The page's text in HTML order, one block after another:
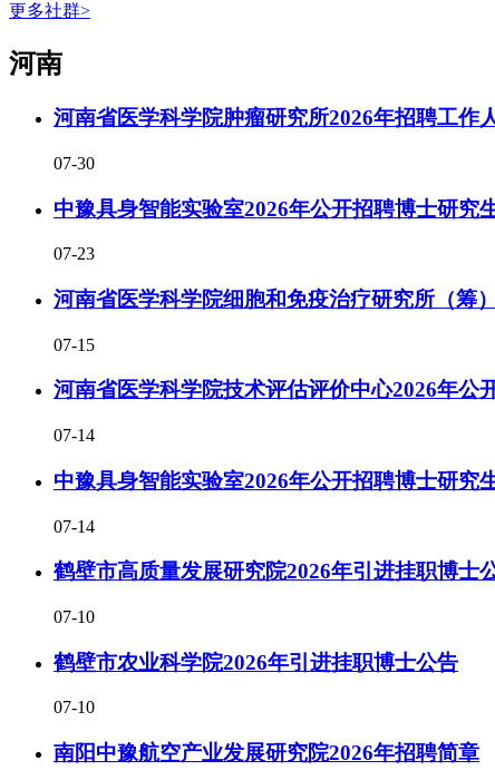
更多社群>
‌‌河南
河南省医学科学院肿瘤研究所2026年招聘工作
07-30
中豫具身智能实验室2026年公开招聘博士研究
07-23
河南省医学科学院细胞和免疫治疗研究所（筹
07-15
河南省医学科学院技术评估评价中心2026年公
07-14
中豫具身智能实验室2026年公开招聘博士研究
07-14
鹤壁市高质量发展研究院2026年引进挂职博士
07-10
鹤壁市农业科学院2026年引进挂职博士公告
07-10
南阳中豫航空产业发展研究院2026年招聘简章